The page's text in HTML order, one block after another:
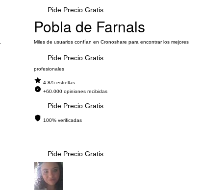
Pide Precio Gratis
Pide Precio Gratis
Pide Precio Gratis
Pide Precio Gratis
Pobla de Farnals
Miles de usuarios confían en Cronoshare para encontrar los mejores
profesionales
4.8/5 estrellas
+60.000 opiniones recibidas
100% verificadas